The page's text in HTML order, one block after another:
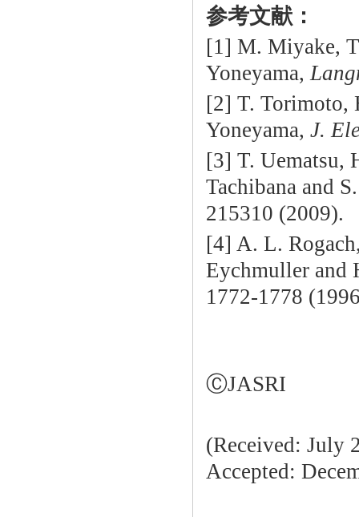
参考文献：
[1] M. Miyake,
Yoneyama,
[2] T. Torimoto,
Yoneyama, J.
[3] T. Uematsu,
Tachibana and
215310 (2009).
[4] A. L.
Eychmuller and
1772-1778
ⒸJASRI
(Received: July
Accepted: